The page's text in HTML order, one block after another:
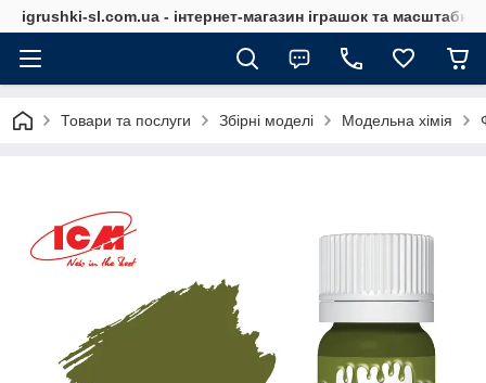
igrushki-sl.com.ua - інтернет-магазин іграшок та
Товари та послуги Збірні моделі Модельна хімія